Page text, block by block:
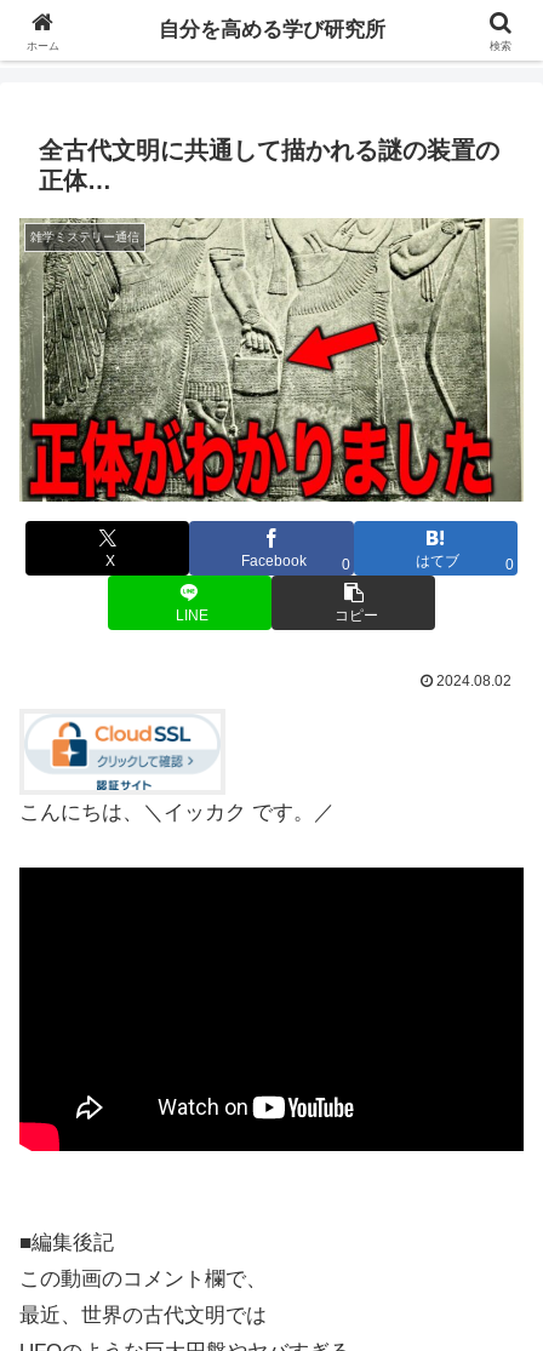
自分の価値を高めるための学びについて研究し、セミナーや情報（ブログ、動
全古代文明に共通して描かれる謎の装置の
正体…
雑学ミステリー通信
X Facebook 0 はてブ 0
LINE コピー
2024.08.02
こんにちは、＼イッカク です。／
■編集後記
この動画のコメント欄で、
最近、世界の古代文明では
ホーム
自分を高める学び研究所
検索